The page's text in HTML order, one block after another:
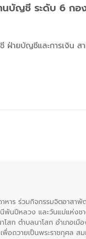
านบัญชี ระดับ 6
ายบัญชีและการเงิน ส
หาร ร่วมกิจกรรมจิตอาส
พันปีหลวง และวันแม่แห่งช
สก ตําบลนาโสก อําเภอเมื
อถวายเป็นพระราชกุศล สม